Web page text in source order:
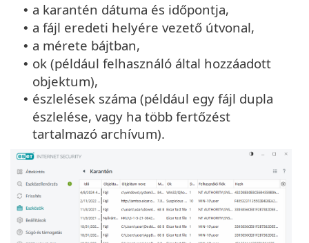
• a karantén dátuma és időpontja,
• a fájl eredeti helyére vezető útvonal,
• a mérete bájtban,
• ok (például felhasználó által hozzáadott
objektum),
• észlelések száma (például egy fájl dupla
észlelése, vagy ha több fertőzést
tartalmazó archívum).